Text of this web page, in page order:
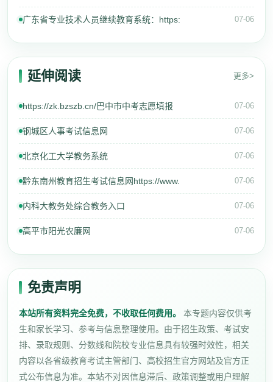
广东省专业技术人员继续教育系统：https: 07-06
延伸阅读 更多>
https://zk.bzszb.cn/巴中市中考志愿填报 07-06
钢城区人事考试信息网 07-06
北京化工大学教务系统 07-06
黔东南州教育招生考试信息网https://www. 07-06
内科大教务处综合教务入口 07-06
高平市阳光农廉网 07-06
免责声明
本站所有资料完全免费，不收取任何费用。
本专题内容仅供考
生和家长学习、参考与信息整理使用。由于招生政策、考试安
排、录取规则、分数线和院校专业信息具有较强时效性，相关
内容以各省级教育考试主管部门、高校招生官方网站及官方正
式公布信息为准。本站不对因信息滞后、政策调整或用户理解